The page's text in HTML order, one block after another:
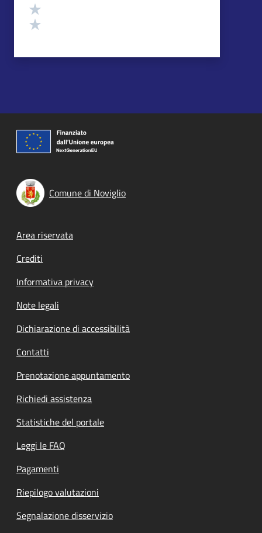
Comune di Noviglio
Footer menu
Area riservata
Crediti
Informativa privacy
Note legali
Dichiarazione di accessibilità
Contatti
Prenotazione appuntamento
Richiedi assistenza
Statistiche del portale
Leggi le FAQ
Pagamenti
Riepilogo valutazioni
Segnalazione disservizio